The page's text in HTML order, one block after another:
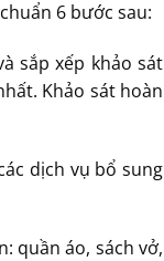
6 bước sau:
sắp xếp khảo sát
Khảo sát hoàn
dịch vụ bổ sung
quần áo, sách vở,